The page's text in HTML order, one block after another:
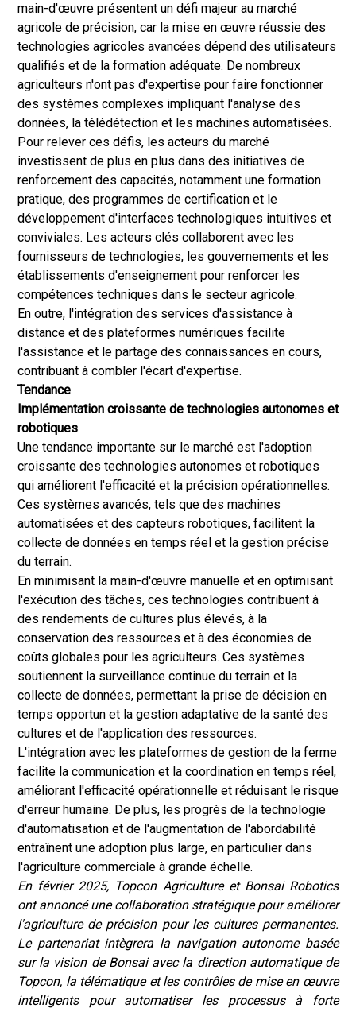
main-d'œuvre présentent un défi majeur au marché
agricole de précision, car la mise en œuvre réussie des
technologies agricoles avancées dépend des utilisateurs
qualifiés et de la formation adéquate. De nombreux
agriculteurs n'ont pas d'expertise pour faire fonctionner
des systèmes complexes impliquant l'analyse des
données, la télédétection et les machines automatisées.
Pour relever ces défis, les acteurs du marché
investissent de plus en plus dans des initiatives de
renforcement des capacités, notamment une formation
pratique, des programmes de certification et le
développement d'interfaces technologiques intuitives et
conviviales. Les acteurs clés collaborent avec les
fournisseurs de technologies, les gouvernements et les
établissements d'enseignement pour renforcer les
compétences techniques dans le secteur agricole.
En outre, l'intégration des services d'assistance à
distance et des plateformes numériques facilite
l'assistance et le partage des connaissances en cours,
contribuant à combler l'écart d'expertise.
Tendance
Implémentation croissante de technologies autonomes et
robotiques
Une tendance importante sur le marché est l'adoption
croissante des technologies autonomes et robotiques
qui améliorent l'efficacité et la précision opérationnelles.
Ces systèmes avancés, tels que des machines
automatisées et des capteurs robotiques, facilitent la
collecte de données en temps réel et la gestion précise
du terrain.
En minimisant la main-d'œuvre manuelle et en optimisant
l'exécution des tâches, ces technologies contribuent à
des rendements de cultures plus élevés, à la
conservation des ressources et à des économies de
coûts globales pour les agriculteurs. Ces systèmes
soutiennent la surveillance continue du terrain et la
collecte de données, permettant la prise de décision en
temps opportun et la gestion adaptative de la santé des
cultures et de l'application des ressources.
L'intégration avec les plateformes de gestion de la ferme
facilite la communication et la coordination en temps réel,
améliorant l'efficacité opérationnelle et réduisant le risque
d'erreur humaine. De plus, les progrès de la technologie
d'automatisation et de l'augmentation de l'abordabilité
entraînent une adoption plus large, en particulier dans
l'agriculture commerciale à grande échelle.
En février 2025, Topcon Agriculture et Bonsai Robotics
ont annoncé une collaboration stratégique pour améliorer
l'agriculture de précision pour les cultures permanentes.
Le partenariat intègrera la navigation autonome basée
sur la vision de Bonsai avec la direction automatique de
Topcon, la télématique et les contrôles de mise en œuvre
intelligents pour automatiser les processus à forte